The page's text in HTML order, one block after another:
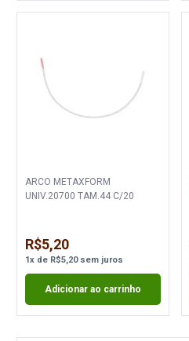
ARCO METAXFORM
UNIV.20700 TAM.44 C/20
R$5,20
1x de R$5,20sem juros
Adicionar ao carrinho